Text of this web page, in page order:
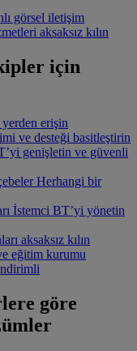
görsel iletişim
aksaksız kılın
için
erişin
ve desteği basitleştirin
genişletin ve güvenli
Herhangi bir
İstemci BT’yi yönetin
aksaksız kılın
eğitim kurumu
göre